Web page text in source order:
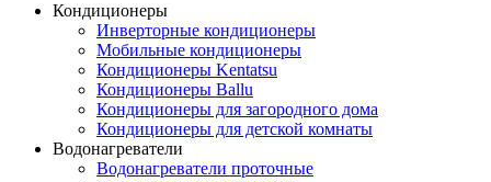
Кондиционеры
Инверторные кондиционеры
Мобильные кондиционеры
Кондиционеры Kentatsu
Кондиционеры Ballu
Кондиционеры для загородного дома
Кондиционеры для детской комнаты
Водонагреватели
Водонагреватели проточные